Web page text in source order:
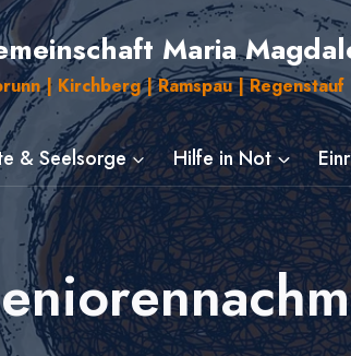
Maria
| Kirchberg | Ramspau |
& Seelsorge Hilfe in Not